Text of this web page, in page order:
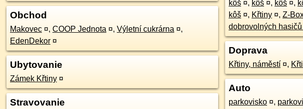
Obchod
Makovec ¤, COOP Jednota ¤, Výletní cukrárna ¤,
EdenDekor ¤
Ubytovanie
Zámek Křtiny ¤
Stravovanie
kôš ¤, kôš ¤, kôš ¤,
kôš ¤, Křtiny ¤, Z-
dobrovolných
Doprava
Křtiny, náměstí ¤,
Auto
parkovisko ¤,